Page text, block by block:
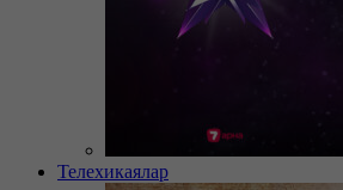
Телехикаялар